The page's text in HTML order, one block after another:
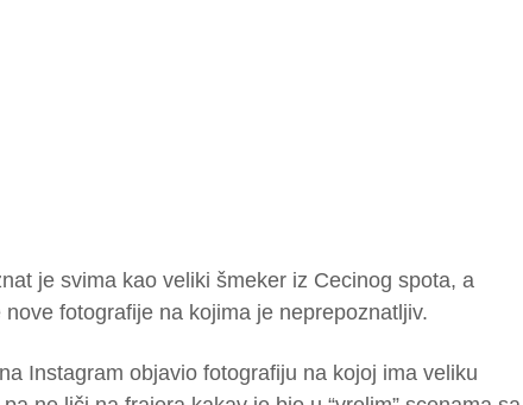
je svima kao veliki šmeker iz Cecinog spota, a
fotografije na kojima je neprepoznatljiv.
Instagram objavio fotografiju na kojoj ima veliku